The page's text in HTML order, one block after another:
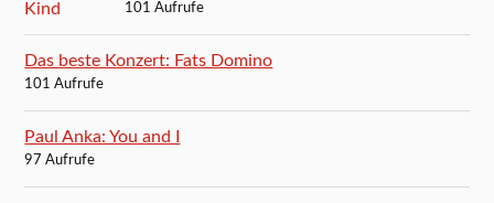
101 Aufrufe
Das beste Konzert: Fats Domino
101 Aufrufe
Paul Anka: You and I
97 Aufrufe